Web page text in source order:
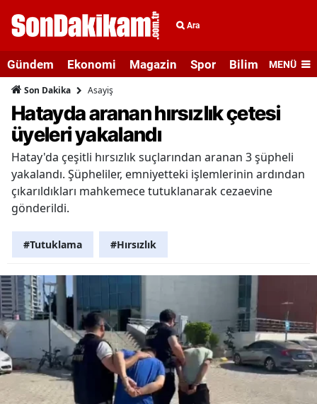
Ara
Gündem Ekonomi Magazin Spor Bilim veMENÜ
Son Dakika Asayiş
Hatayda aranan hırsızlık çetesi
üyeleri yakalandı
Hatay'da çeşitli hırsızlık suçlarından aranan 3 şüpheli
yakalandı. Şüpheliler, emniyetteki işlemlerinin ardından
çıkarıldıkları mahkemece tutuklanarak cezaevine
gönderildi.
#Tutuklama #Hırsızlık